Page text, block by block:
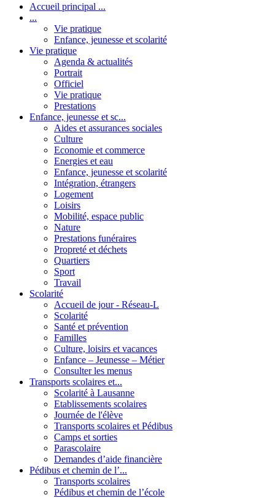
Accueil principal ...
...
Vie pratique
Enfance, jeunesse et scolarité
Vie pratique
Agenda & actualités
Portrait
Officiel
Vie pratique
Prestations
Enfance, jeunesse et sc...
Aides et assurances sociales
Culture
Economie et commerce
Energies et eau
Enfance, jeunesse et scolarité
Intégration, étrangers
Logement
Loisirs
Mobilité, espace public
Nature
Prestations funéraires
Propreté et déchets
Quartiers
Sport
Travail
Scolarité
Accueil de jour - Réseau-L
Scolarité
Santé et prévention
Familles
Culture, loisirs et vacances
Enfance – Jeunesse – Métier
Consulter les menus
Transports scolaires et...
Scolarité à Lausanne
Etablissements scolaires
Journée de l'élève
Transports scolaires et Pédibus
Camps et sorties
Parascolaire
Demandes d’aide financière
Pédibus et chemin de l’...
Transports scolaires
Pédibus et chemin de l’école